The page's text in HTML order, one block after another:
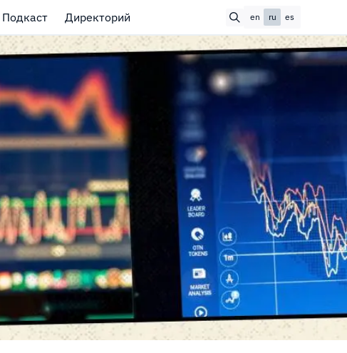
Подкаст Директорий en ru es